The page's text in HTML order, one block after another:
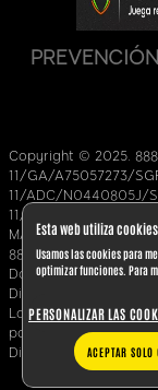
Copyright © 2025. 888
11/GA/A75057273/
11/ADC/N0440805J/
11/BLJ/N0440805J/
MAZ/2014/008, una
888 Online Games
Domicilio social: Calle
Dirección de
La prestación y
parte de 888 Online
Dirección General de
Esta web utiliza cookies
Usamos las cookies para
optimizar funciones. Para
PERSONALIZAR LAS
ACEPTAR